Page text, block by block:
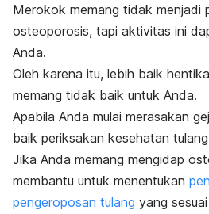
Merokok memang tidak menjadi
osteoporosis, tapi aktivitas ini
Anda.
Oleh karena itu, lebih baik
memang tidak baik untuk Anda.
Apabila Anda mulai merasakan
baik periksakan kesehatan
Jika Anda memang mengidap
membantu untuk menentukan
pengeroposan tulang yang